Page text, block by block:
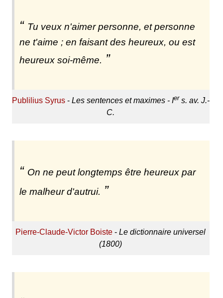
Tu veux n'aimer personne, et personne
ne t'aime ; en faisant des heureux, ou est
heureux soi-même.
Publilius Syrus- Les sentences et maximes - Iers. av. J.-
C.
On ne peut longtemps être heureux par
le malheur d'autrui.
Pierre-Claude-Victor Boiste -Le dictionnaire universel
(1800)